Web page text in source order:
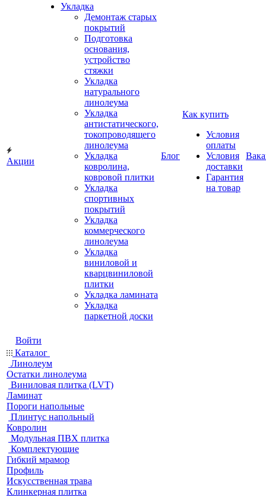
Акции
Укладка
Демонтаж старых
покрытий
Подготовка
основания,
устройство
стяжки
Укладка
натурального
линолеума
Укладка
антистатического,
токопроводящего
линолеума
Укладка
ковролина,
ковровой плитки
Укладка
спортивных
покрытий
Укладка
коммерческого
линолеума
Укладка
виниловой и
кварцвиниловой
плитки
Укладка ламината
Укладка
паркетной доски
Блог
Как купить
Условия
оплаты
Условия
доставки
Гарантия
на товар
Войти
Каталог
Линолеум
Остатки линолеума
Виниловая плитка (LVT)
Ламинат
Пороги напольные
Плинтус напольный
Ковролин
Модульная ПВХ плитка
Комплектующие
Гибкий мрамор
Профиль
Искусственная трава
Клинкерная плитка